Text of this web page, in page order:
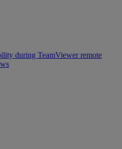
during TeamViewer remote